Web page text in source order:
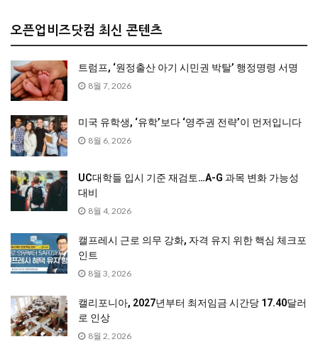
오픈업비즈닷컴 최신 콘텐츠
트럼프, ‘원정출산 아기 시민권 박탈’ 행정명령 서명
8월 7, 2026
미국 유학생, ‘유학’보다 ‘영주권 전략’이 먼저입니다
8월 6, 2026
UC대학들 입시 기준 재검토…A-G 과목 변화 가능성
대비
8월 4, 2026
캘프레시 근로 의무 강화, 자격 유지 위한 핵심 체크포
인트
8월 3, 2026
캘리포니아, 2027년부터 최저임금 시간당 17.40달러
로 인상
8월 2, 2026